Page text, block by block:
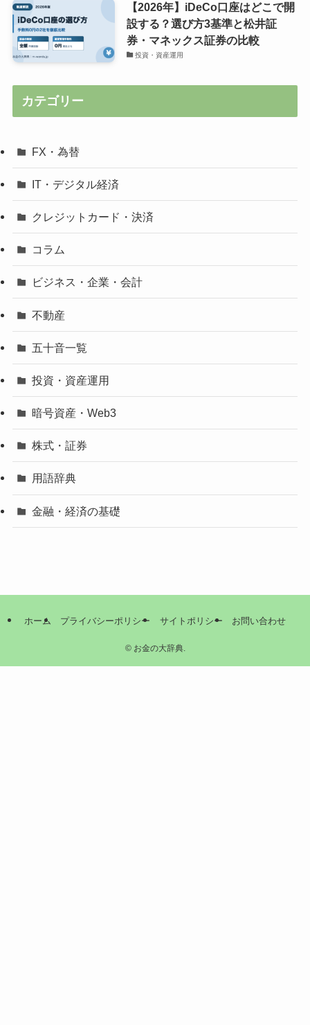
【2026年】iDeCo口座はどこで開
設する？選び方3基準と松井証
券・マネックス証券の比較
投資・資産運用
カテゴリー
FX・為替
IT・デジタル経済
クレジットカード・決済
コラム
ビジネス・企業・会計
不動産
五十音一覧
投資・資産運用
暗号資産・Web3
株式・証券
用語辞典
金融・経済の基礎
ホーム プライバシーポリシー サイトポリシー お問い合わせ
©お金の大辞典.